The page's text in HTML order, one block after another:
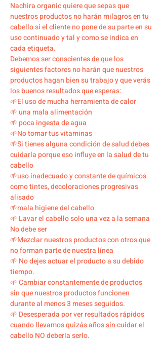
Nachira organic quiere que sepas que
nuestros productos no harán milagros en tu
cabello si el cliente no pone de su parte en su
uso continuado y tal y como se indica en
cada etiqueta.
Debemos ser conscientes de que los
siguientes factores no harán que nuestros
productos hagan bien su trabajo y que verás
los buenos resultados que esperas:
🌱El uso de mucha herramienta de calor
🌱 una mala alimentación
🌱 poca ingesta de agua
🌱No tomar tus vitaminas
🌱Si tienes alguna condición de salud debes
cuidarla porque eso influye en la salud de tu
cabello
🌱uso inadecuado y constante de químicos
como tintes, decoloraciones progresivas
alisado
🌱mala higiene del cabello
🌱 Lavar el cabello solo una vez a la semana
No debe ser
🌱Mezclar nuestros productos con otros que
no forman parte de nuestra línea
🌱 No dejes actuar el producto a su debido
tiempo.
🌱 Cambiar constantemente de productos
sin que nuestros productos funcionen
durante al menos 3 meses seguidos.
🌱 Desesperada por ver resultados rápidos
cuando llevamos quizás años sin cuidar el
cabello NO debería serlo.